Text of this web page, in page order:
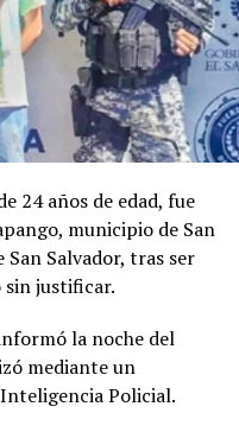
24 años de edad, fue
municipio de San
Salvador, tras ser
justificar.
la noche del
mediante un
Policial.